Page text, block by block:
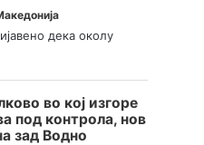
дека околу
во кој изгоре
под контрола, нов
зад Водно